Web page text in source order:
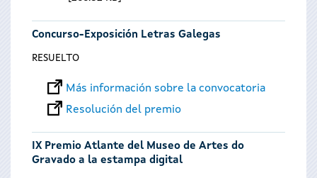
Concurso-Exposición Letras Galegas
RESUELTO
Más información sobre la convocatoria
Resolución del premio
IX Premio Atlante del Museo de Artes do
Gravado a la estampa digital